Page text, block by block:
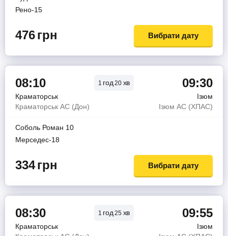
Рено-15
476грн Вибрати дату
08:10 1 год20 хв 09:30
Краматорськ
Ізюм
Краматорськ АС (Дон)
Ізюм АС (ХПАС)
Соболь Роман 10
Мерседес-18
334грн Вибрати дату
08:30 1 год25 хв 09:55
Краматорськ
Ізюм